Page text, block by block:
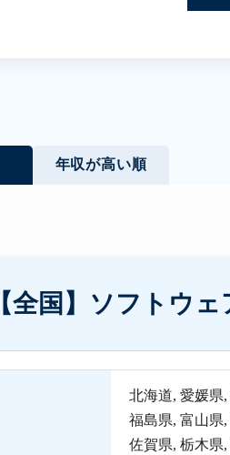
年収が高い順
【全国】ソフトウ
北海道, 愛媛県,
福島県, 富山県,
佐賀県, 栃木県,